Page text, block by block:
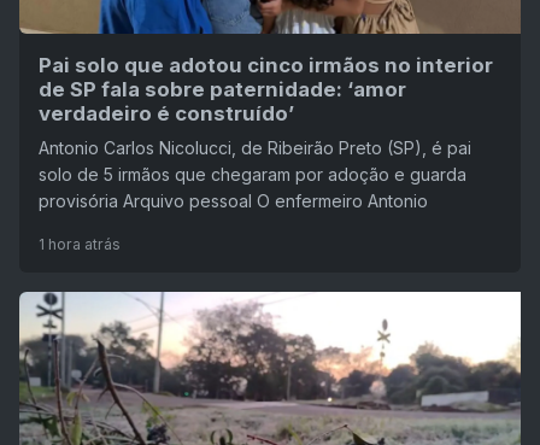
Pai solo que adotou cinco irmãos no interior
de SP fala sobre paternidade: ‘amor
verdadeiro é construído’
Antonio Carlos Nicolucci, de Ribeirão Preto (SP), é pai
solo de 5 irmãos que chegaram por adoção e guarda
provisória Arquivo pessoal O enfermeiro Antonio
1 hora atrás